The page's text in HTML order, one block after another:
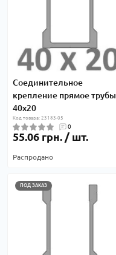
Соединительное
крепление прямое трубы
40х20
Код товара: 23183-05
0
55.06 грн. / шт.
Распродано
ПОД ЗАКАЗ